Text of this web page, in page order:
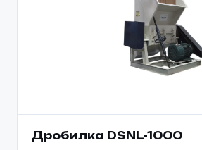
Дробилка DSNL-1000